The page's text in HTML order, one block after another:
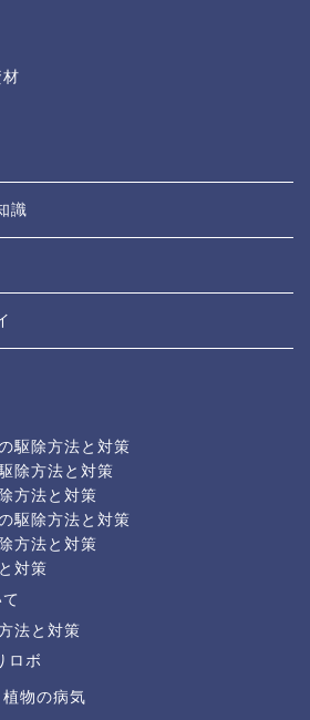
識
駆除方法と対策
除方法と対策
方法と対策
駆除方法と対策
方法と対策
対策
法と対策
ロボ
物の病気